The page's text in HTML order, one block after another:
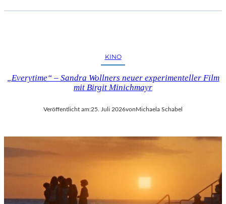
KINO
„Everytime“ – Sandra Wollners neuer experimenteller Film
mit Birgit Minichmayr
Veröffentlicht am:25. Juli 2026vonMichaela Schabel